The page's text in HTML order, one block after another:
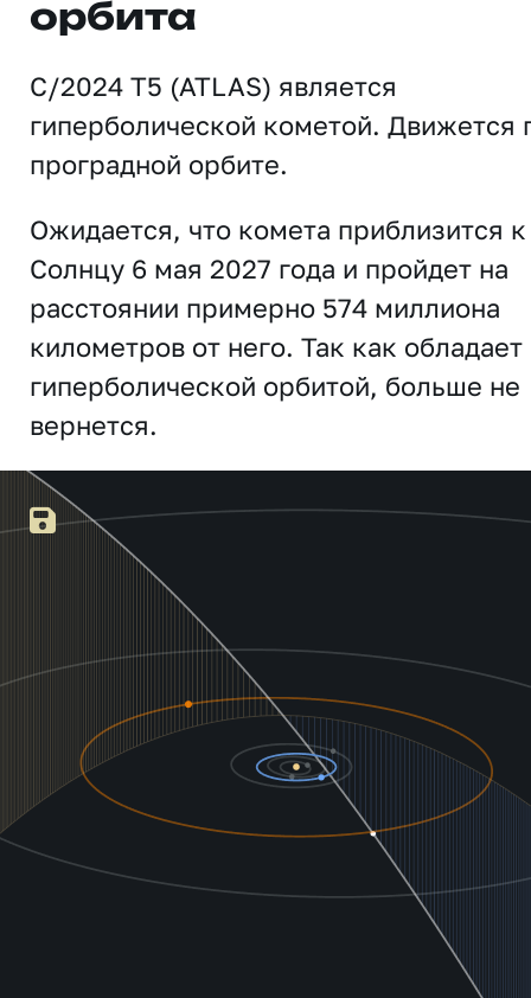
орбита
C/2024 T5 (ATLAS) является
гиперболической кометой. Движется
проградной орбите.
Ожидается, что комета приблизится к
Солнцу 6 мая 2027 года и пройдет на
расстоянии примерно 574 миллиона
километров от него. Так как обладает
гиперболической орбитой, больше не
вернется.